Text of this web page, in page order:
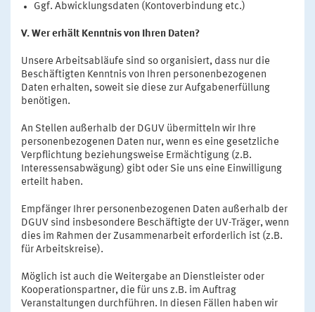
Ggf. Abwicklungsdaten (Kontoverbindung etc.)
V. Wer erhält Kenntnis von Ihren Daten?
Unsere Arbeitsabläufe sind so organisiert, dass nur die
Beschäftigten Kenntnis von Ihren personenbezogenen
Daten erhalten, soweit sie diese zur Aufgabenerfüllung
benötigen.
An Stellen außerhalb der DGUV übermitteln wir Ihre
personenbezogenen Daten nur, wenn es eine gesetzliche
Verpflichtung beziehungsweise Ermächtigung (z.B.
Interessensabwägung) gibt oder Sie uns eine Einwilligung
erteilt haben.
Empfänger Ihrer personenbezogenen Daten außerhalb der
DGUV sind insbesondere Beschäftigte der UV-Träger, wenn
dies im Rahmen der Zusammenarbeit erforderlich ist (z.B.
für Arbeitskreise).
Möglich ist auch die Weitergabe an Dienstleister oder
Kooperationspartner, die für uns z.B. im Auftrag
Veranstaltungen durchführen. In diesen Fällen haben wir